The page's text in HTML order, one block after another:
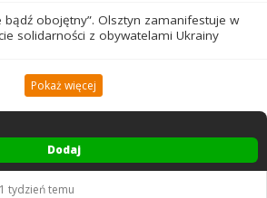
bądź obojętny”. Olsztyn zamanifestuje w
solidarności z obywatelami Ukrainy
Pokaż więcej
Dodaj
1 tydzień temu